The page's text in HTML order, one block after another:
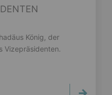
König, der
Vizepräsidenten.